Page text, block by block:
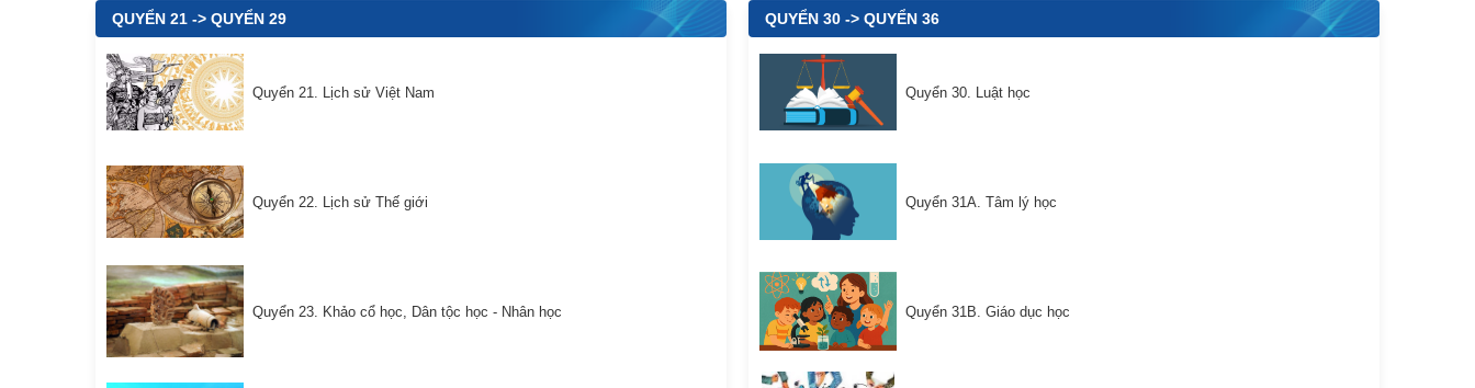
QUYỂN 21 -> QUYỂN 29
Quyển 21. Lịch sử Việt Nam
Quyển 22. Lịch sử Thế giới
Quyển 23. Khảo cổ học, Dân tộc học - Nhân học
QUYỂN 30 -> QUYỂN 36
Quyển 30. Luật học
Quyển 31A. Tâm lý học
Quyển 31B. Giáo dục học